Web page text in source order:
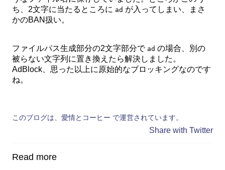
ち、2文字に当たるところに ad が入ってしまい、まさ
かのBAN扱い。
ファイルパス生成部分の2文字部分で ad の場合、別の
被らない文字列に置き換えたら解決しました。
AdBlock、思った以上に原始的なブロッキングなのです
ね。
このブログは、愛情とコーヒー で運営されています。
Share with Twitter
Read more